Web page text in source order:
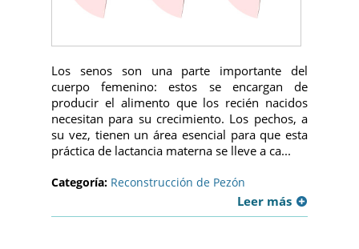
Los senos son una parte importante del
cuerpo femenino: estos se encargan de
producir el alimento que los recién nacidos
necesitan para su crecimiento. Los pechos, a
su vez, tienen un área esencial para que esta
práctica de lactancia materna se lleve a ca...
Categoría: Reconstrucción de Pezón
Leer más